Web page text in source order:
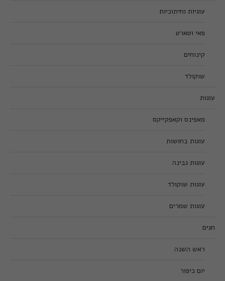
עוגיות וחיתוכיות
פאי וטארט
קינוחים
שוקולד
עוגות
מאפינס וקאפקייקס
עוגות בחושות
עוגות גבינה
עוגות שוקולד
עוגות שמרים
חגים
ראש השנה
יום כיפור